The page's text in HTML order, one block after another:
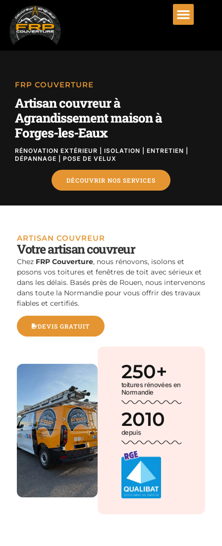
FRP COUVERTURE
Artisan couvreur à
Agrandissement maison à
Forges-les-Eaux
RÉNOVATION EXTÉRIEUR | ISOLATION | ENTRETIEN |
DÉPANNAGE | POSE DE VELUX
DÉCOUVRIR NOS SERVICES
toitures rénovées en
Normandie
250+
depuis
2010
ARTISAN COUVREUR
Votre artisan couvreur
Chez FRP Couverture, nous rénovons, isolons et
posons vos toitures et fenêtres de toit avec sérieux et
dans les délais. Basés près de Rouen, nous intervenons
dans toute la Normandie pour vous offrir des travaux
fiables et certifiés.
DEVIS GRATUIT